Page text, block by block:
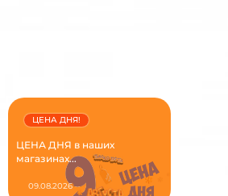
ЦЕНА ДНЯ в наших
магазинах...
ЦЕНА ДНЯ!
09.08.2026